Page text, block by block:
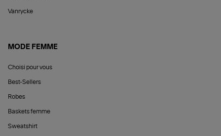
Vanrycke
MODE FEMME
Choisi pour vous
Best-Sellers
Robes
Baskets femme
Sweatshirt